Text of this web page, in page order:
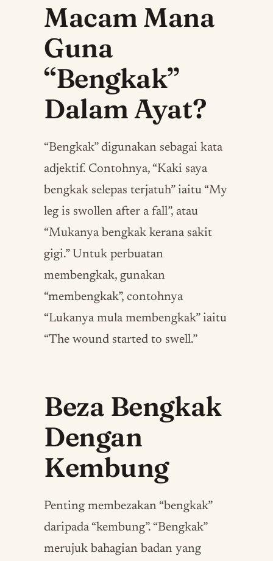
Macam Mana
Guna
“Bengkak”
Dalam Ayat?
“Bengkak” digunakan sebagai kata
adjektif. Contohnya, “Kaki saya
bengkak selepas terjatuh” iaitu “My
leg is swollen after a fall”, atau
“Mukanya bengkak kerana sakit
gigi.” Untuk perbuatan
membengkak, gunakan
“membengkak”, contohnya
“Lukanya mula membengkak” iaitu
“The wound started to swell.”
Beza Bengkak
Dengan
Kembung
Penting membezakan “bengkak”
daripada “kembung”. “Bengkak”
merujuk bahagian badan yang